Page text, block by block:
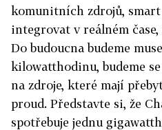
komunitních zdrojů,
integrovat v reálném
Do budoucna budeme
kilowatthodinu, budeme
na zdroje, které mají
proud. Představte si, že
spotřebuje jednu